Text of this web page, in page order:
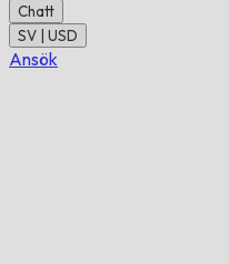
Chatt
SV | USD
Ansök